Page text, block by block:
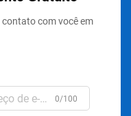
com você em
0/100